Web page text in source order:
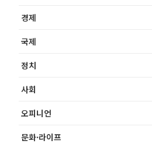
경제
국제
정치
사회
오피니언
문화·라이프